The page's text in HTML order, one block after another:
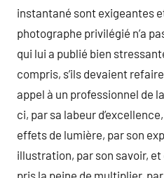
instantané sont exigeantes
photographe privilégié n’a
qui lui a publié bien
compris, s’ils devaient
appel à un professionnel de
ci, par sa labeur
effets de lumière, par son
illustration, par son savoir, et
pris la peine de multiplier,